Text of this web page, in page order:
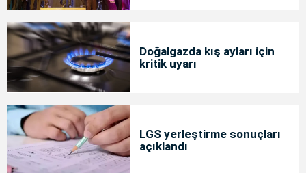
Doğalgazda kış ayları için
kritik uyarı
LGS yerleştirme sonuçları
açıklandı